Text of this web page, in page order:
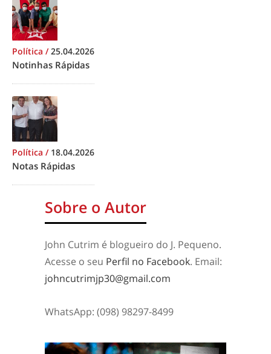
Política /25.04.2026
Notinhas Rápidas
Política / 18.04.2026
Notas Rápidas
Sobre o Autor
John Cutrim é blogueiro do J. Pequeno.
Acesse o seu Perfil no Facebook. Email:
johncutrimjp30@gmail.com
WhatsApp: (098) 98297-8499